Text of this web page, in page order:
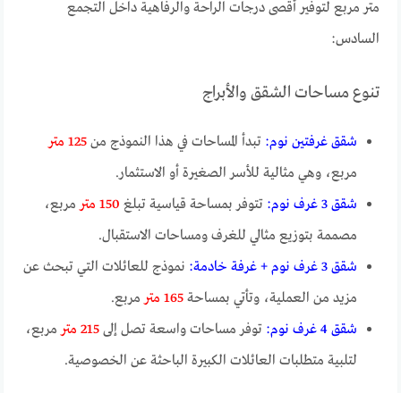
متر مربع لتوفير أقصى درجات الراحة والرفاهية داخل التجمع
السادس:
تنوع مساحات الشقق والأبراج
شقق غرفتين نوم: تبدأ المساحات في هذا النموذج من125 متر
مربع، وهي مثالية للأسر الصغيرة أو الاستثمار.
شقق 3 غرف نوم:
تتوفر بمساحة قياسية تبلغ 150 متر
مربع،
مصممة بتوزيع مثالي للغرف ومساحات الاستقبال.
شقق 3 غرف نوم + غرفة خادمة:
نموذج للعائلات التي تبحث عن
مزيد من العملية، وتأتي بمساحة165 متر
مربع.
شقق 4 غرف نوم:
توفر مساحات واسعة تصل إلى215 متر
مربع،
لتلبية متطلبات العائلات الكبيرة الباحثة عن الخصوصية.